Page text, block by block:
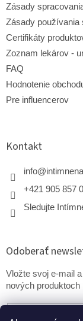
Zásady
Zásady používania
Certifikáty
Zoznam lekárov -
FAQ
Hodnotenie
Pre influencerov
Kontakt
info@
+421 905 857
Sledujte
Odoberať
Vložte svoj e-mail
nových produktoch